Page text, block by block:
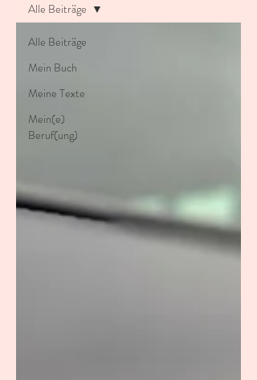
Alle Beiträge
Mein Buch
Meine Texte
Mein(e)
Beruf(ung)
Alle Beiträge